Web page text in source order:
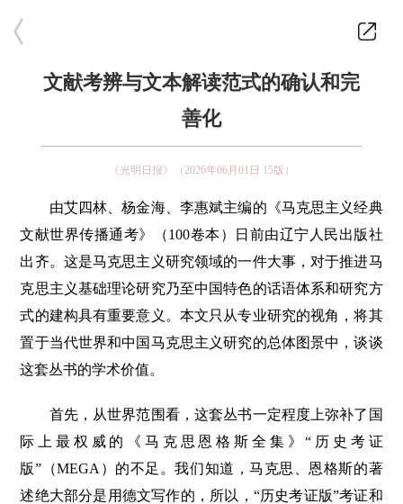
文献考辨与文本解读范式的确认和完
善化
《光明日报》（2026年06月01日 15版）
由艾四林、杨金海、李惠斌主编的《马克思主义经典
文献世界传播通考》（100卷本）日前由辽宁人民出版社
出齐。这是马克思主义研究领域的一件大事，对于推进马
克思主义基础理论研究乃至中国特色的话语体系和研究方
式的建构具有重要意义。本文只从专业研究的视角，将其
置于当代世界和中国马克思主义研究的总体图景中，谈谈
这套丛书的学术价值。
首先，从世界范围看，这套丛书一定程度上弥补了国
际上最权威的《马克思恩格斯全集》“历史考证
版”（MEGA）的不足。我们知道，马克思、恩格斯的著
述绝大部分是用德文写作的，所以，“历史考证版”考证和